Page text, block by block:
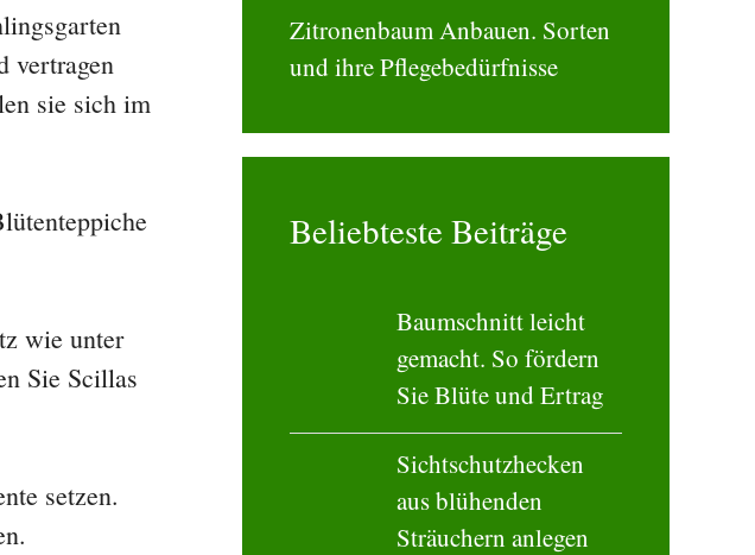
vertragen
sie sich im
wie unter
Sie Scillas
setzen.
Zitronenbaum Anbauen. Sorten
und ihre Pflegebedürfnisse
Beliebteste Beiträge
Baumschnitt leicht
gemacht. So fördern
Sie Blüte und Ertrag
Sichtschutzhecken
aus blühenden
Sträuchern anlegen